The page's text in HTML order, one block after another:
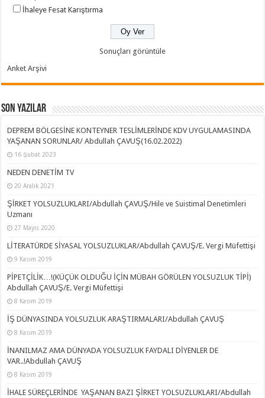
İhaleye Fesat Karıştırma
Sonuçları görüntüle
Anket Arşivi
Son Yazılar
DEPREM BÖLGESİNE KONTEYNER TESLİMLERİNDE KDV UYGULAMASINDA
YAŞANAN SORUNLAR/ Abdullah ÇAVUŞ(16.02.2022)
16 Şubat 2023
NEDEN DENETİM TV
20 Aralık 2021
ŞİRKET YOLSUZLUKLARI/Abdullah ÇAVUŞ/Hile ve Suistimal Denetimleri
Uzmanı
27 Mayıs 2020
LİTERATÜRDE SİYASAL YOLSUZLUKLAR/Abdullah ÇAVUŞ/E. Vergi Müfettişi
9 Kasım 2019
PİPETÇİLİK…!(KÜÇÜK OLDUĞU İÇİN MÜBAH GÖRÜLEN YOLSUZLUK TİPİ)
Abdullah ÇAVUŞ/E. Vergi Müfettişi
8 Kasım 2019
İŞ DÜNYASINDA YOLSUZLUK ARAŞTIRMALARI/Abdullah ÇAVUŞ
8 Kasım 2019
İNANILMAZ AMA DÜNYADA YOLSUZLUK FAYDALI DİYENLER DE
VAR..!Abdullah ÇAVUŞ
8 Kasım 2019
İHALE SÜREÇLERİNDE YAŞANAN BAZI ŞİRKET YOLSUZLUKLARI/Abdullah